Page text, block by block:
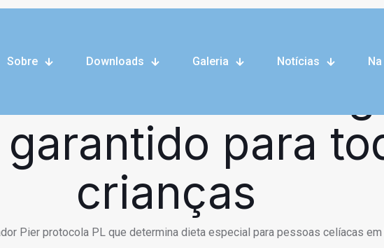
Sobre Downloads Galeria Notícias
Lei do Pier é
teste de
para
crianças
Pier protocola PL que determina dieta especial para pessoas celíacas